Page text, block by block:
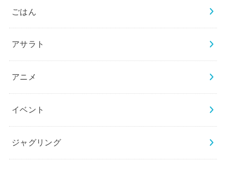
ごはん
アサラト
アニメ
イベント
ジャグリング